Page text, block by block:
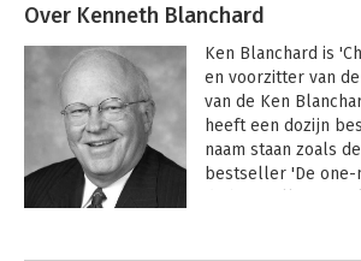
Over Kenneth Blanchard
Ken Blanchard is
en voorzitter van
van de Ken
heeft een dozijn
naam staan zoals
bestseller 'De one-